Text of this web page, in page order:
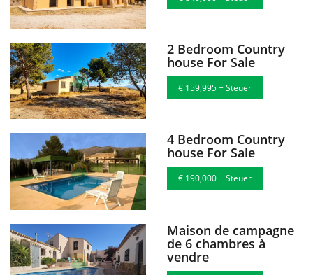
2 Bedroom Country
house For Sale
€ 159,995 + Steuer
4 Bedroom Country
house For Sale
€ 190,000 + Steuer
Maison de campagne
de 6 chambres à
vendre